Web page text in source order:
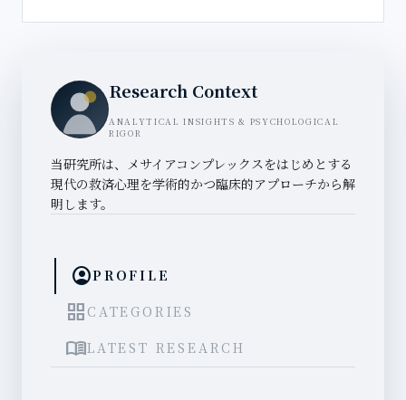
Research Context
ANALYTICAL INSIGHTS & PSYCHOLOGICAL
RIGOR
当研究所は、メサイアコンプレックスをはじめとする
現代の救済心理を学術的かつ臨床的アプローチから解
明します。
account_circlePROFILE
grid_view CATEGORIES
menu_bookLATEST RESEARCH